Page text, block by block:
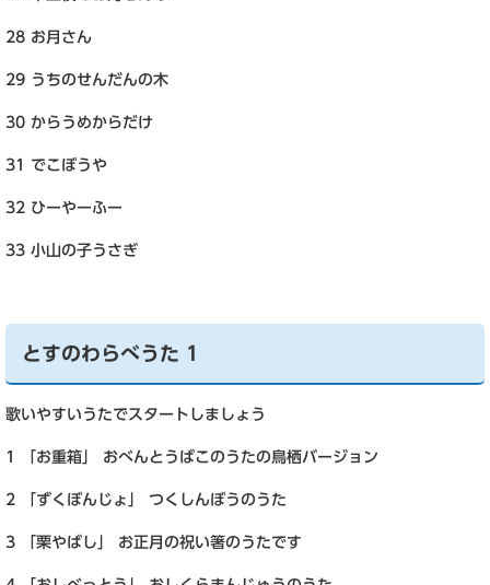
28 お月さん
29 うちのせんだんの木
30 からうめからだけ
31 でこぼうや
32 ひーやーふー
33 小山の子うさぎ
とすのわらべうた 1
歌いやすいうたでスタートしましょう
1 「お重箱」 おべんとうばこのうたの鳥栖バージョン
2 「ずくぼんじょ」 つくしんぼうのうた
3 「栗やばし」 お正月の祝い箸のうたです